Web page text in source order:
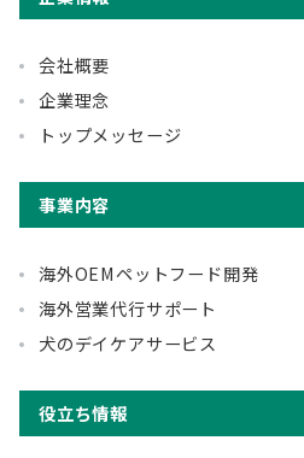
会社概要
企業理念
トップメッセージ
事業内容
海外OEMペットフード開発
海外営業代行サポート
犬のデイケアサービス
役立ち情報